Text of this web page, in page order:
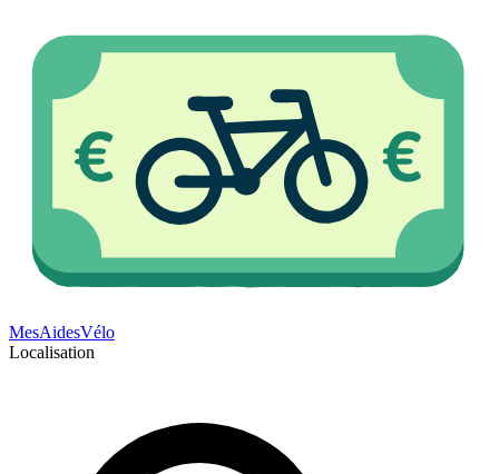
MesAidesVélo
Localisation